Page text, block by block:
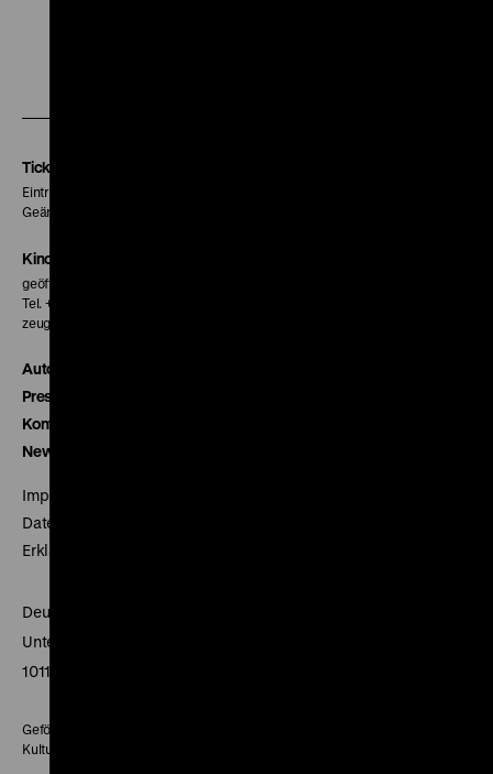
Tickets
Eintritt 5 €
Geänderte Preise sind im Programm vermerkt.
Kinokasse
geöffnet 30 Minuten vor Beginn der ersten Vorstellung
Tel. + 49 30 20304-770
zeughauskino@dhm.de
Autor*innen
Presse
Kontakt
Newsletter
Impressum
Datenschutz
Erklärung digitale Barrierefreiheit
Deutsches Historisches Museum
Unter den Linden 2
10117 Berlin
Gefördert mit Mitteln des Beauftragten der Bundesregierung für
Kultur und Medien